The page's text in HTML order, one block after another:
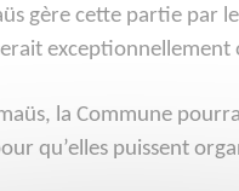
gère cette partie
exceptionnellement
la Commune
qu’elles puissent